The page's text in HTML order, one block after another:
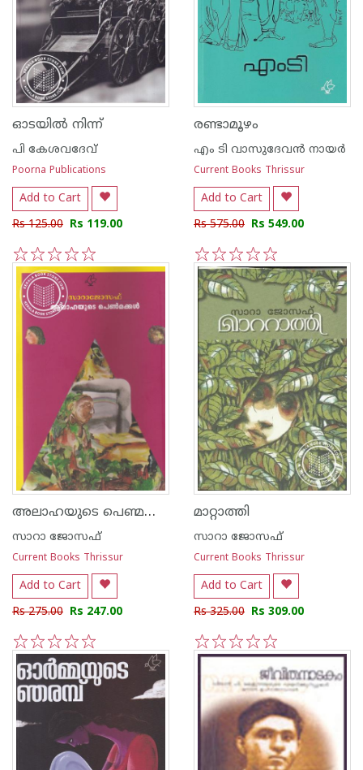
ഓടയില്‍ നിന്ന്
പി കേശവദേവ്‌
Poorna Publications
Add to Cart
Rs 125.00 Rs 119.00
5
4
3
2
1
രണ്ടാമൂഴം
എം ടി വാസുദേവന്‍ നായര്‍
Current Books Thrissur
Add to Cart
Rs 575.00 Rs 549.00
5
4
3
2
1
അലാഹയുടെ പെണ്മക്കള്‍
സാറാ ജോസഫ്
Current Books Thrissur
Add to Cart
Rs 275.00 Rs 247.00
5
4
3
2
1
മാറ്റാത്തി
സാറാ ജോസഫ്
Current Books Thrissur
Add to Cart
Rs 325.00 Rs 309.00
5
4
3
2
1